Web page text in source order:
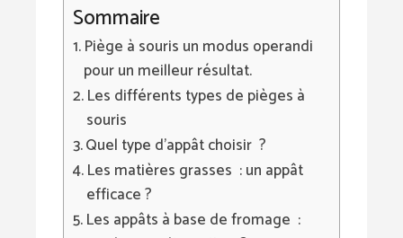
Sommaire
Piège à souris un modus operandi
pour un meilleur résultat.
Les différents types de pièges à
souris
Quel type d’appât choisir ?
Les matières grasses : un appât
efficace ?
Les appâts à base de fromage :